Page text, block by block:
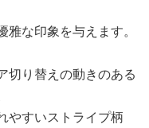
な印象を与えます。
切り替えの動きのある
やすいストライプ柄